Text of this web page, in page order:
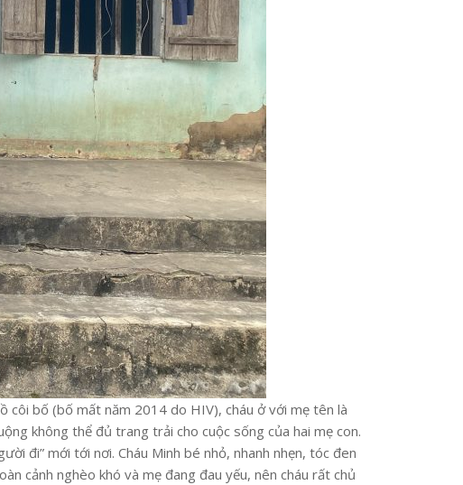
côi bố (bố mất năm 2014 do HIV), cháu ở với mẹ tên là
không thể đủ trang trải cho cuộc sống của hai mẹ con.
đi” mới tới nơi. Cháu Minh bé nhỏ, nhanh nhẹn, tóc đen
cảnh nghèo khó và mẹ đang đau yếu, nên cháu rất chủ